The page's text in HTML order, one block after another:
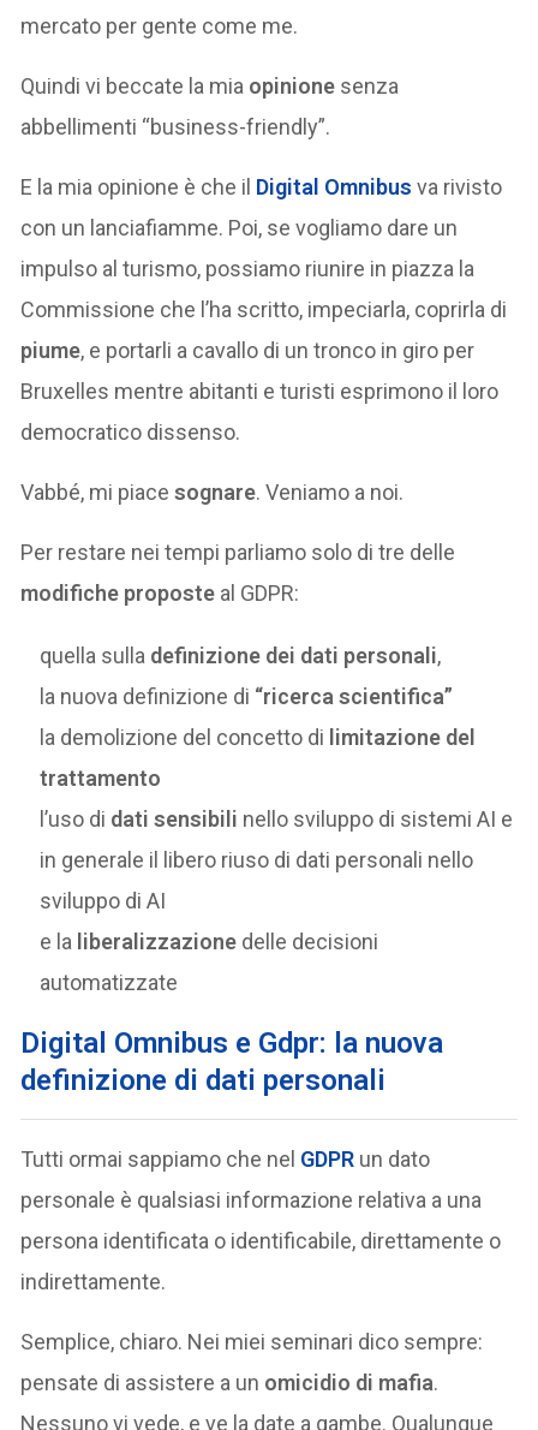
mercato per gente come me.
Quindi vi beccate la mia opinione senza
abbellimenti “business-friendly”.
E la mia opinione è che il Digital Omnibus va rivisto
con un lanciafiamme. Poi, se vogliamo dare un
impulso al turismo, possiamo riunire in piazza la
Commissione che l’ha scritto, impeciarla, coprirla di
piume, e portarli a cavallo di un tronco in giro per
Bruxelles mentre abitanti e turisti esprimono il loro
democratico dissenso.
Vabbé, mi piacesognare. Veniamo a noi.
Per restare nei tempi parliamo solo di tre delle
modifiche proposte al GDPR:
quella sulla definizione dei dati personali,
la nuova definizione di “ricerca scientifica”
la demolizione del concetto di limitazione del
trattamento
l’uso di dati sensibili nello sviluppo di sistemi AI e
in generale il libero riuso di dati personali nello
sviluppo di AI
e la liberalizzazione delle decisioni
automatizzate
Digital Omnibus e Gdpr: la nuova
definizione di dati personali
Tutti ormai sappiamo che nel GDPR un dato
personale è qualsiasi informazione relativa a una
persona identificata o identificabile, direttamente o
indirettamente.
Semplice, chiaro. Nei miei seminari dico sempre:
pensate di assistere a un omicidio di mafia.
Nessuno vi vede, e ve la date a gambe. Qualunque